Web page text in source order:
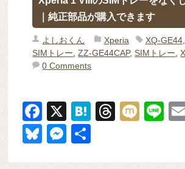
｜純正部品が購入できます
よしおくん Xperia XQ-GE44,
SIMトレー ,ZZ-GE44CAP,SIMトレー ,
0 Comments
F
a
c
X
H
T
M
Li
Bl
M